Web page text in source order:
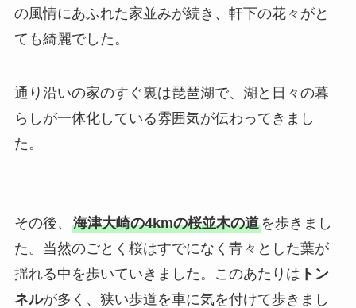
の風情にあふれた家並みが続き、軒下の花々がと
ても綺麗でした。
通り沿いの家のすぐ裏は琵琶湖で、湖と日々の暮
らしが一体化している雰囲気が伝わってきまし
た。
その後、 海津大崎の4kmの桜並木の道を歩きまし
た。当然のごとく桜はすでになく青々とした葉が
揺れる中を歩いていきました。このあたりは トン
ネルが多く、狭い歩道を車に気を付けて歩きまし